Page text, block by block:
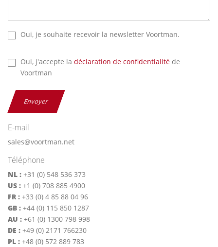
Oui, je souhaite recevoir la newsletter Voortman.
Oui, j'accepte la déclaration de confidentialité de
Voortman
Envoyer
E-mail
sales@voortman.net
Téléphone
NL : +31 (0) 548 536 373
US : +1 (0) 708 885 4900
FR : +33 (0) 4 85 88 04 96
GB : +44 (0) 115 850 1287
AU : +61 (0) 1300 798 998
DE : +49 (0) 2171 766230
PL : +48 (0) 572 889 783